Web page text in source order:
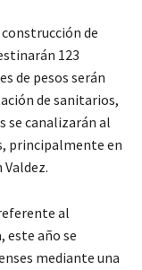
de
123
de pesos serán
de sanitarios,
se canalizarán al
principalmente en
al
este año se
mediante una